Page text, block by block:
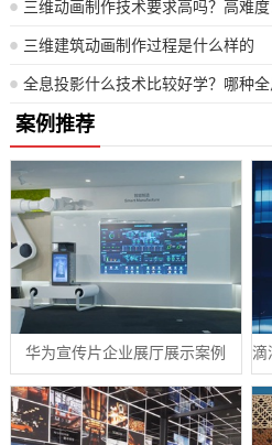
三维建筑动画制作过程是什么样的
案例推荐
华为宣传片企业展厅展示案例